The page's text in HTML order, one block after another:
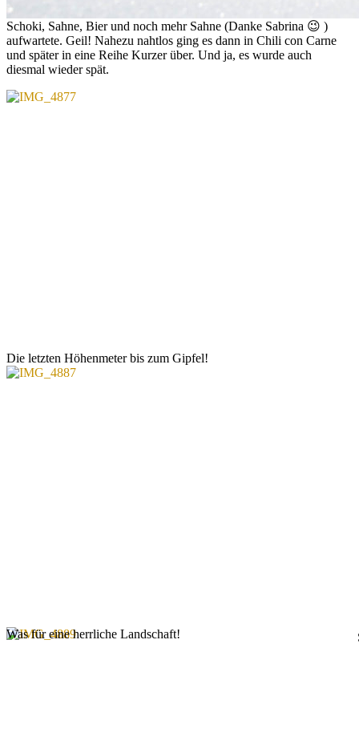
Schoki, Sahne, Bier und noch mehr Sahne (Danke Sabrina 😉 )
aufwartete. Geil! Nahezu nahtlos ging es dann in Chili con Carne
und später in eine Reihe Kurzer über. Und ja, es wurde auch
diesmal wieder spät.
Die letzten Höhenmeter bis zum Gipfel!
Was für eine herrliche Landschaft!